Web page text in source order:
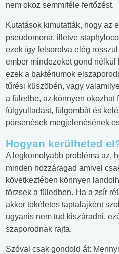
nem okoz semmiféle fertőzést.
Kutatások kimutatták, hogy az
pseudomona, illetve
ezek így felsorolva elég
ember mindezeket gond
ezek a baktériumok
tűrési küszöbén, vagy
a füledbe, az könnyen okozhat
fülgyulladást, fülgombát és
pörsenések megjelenésének
Hogyan kerülheted
A legkomolyabb probléma az,
minden hozzáragad amivel
következtében könnyen
törzsek a füledben. Ha a zsír
akkor tökéletes táptalajként
ugyanis nem tud kiszáradni,
szaporodnak rajta.
Szóval csak gondold át: